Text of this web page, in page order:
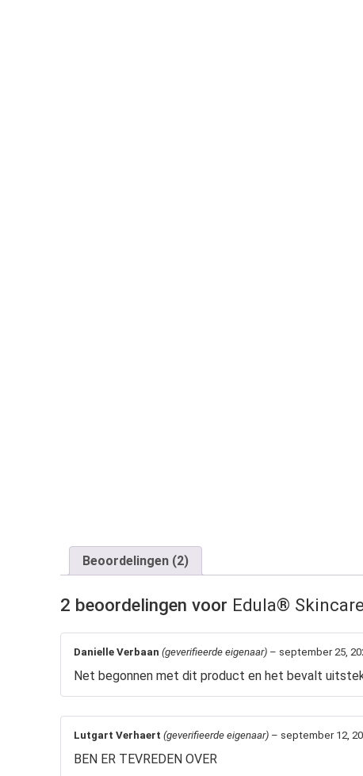
Beoordelingen (2)
2 beoordelingen voor Edula®
Danielle Verbaan (geverifieerde eigenaar) – september 25,
Net begonnen met dit product en het bevalt
Lutgart Verhaert (geverifieerde eigenaar) – september 12,
BEN ER TEVREDEN OVER